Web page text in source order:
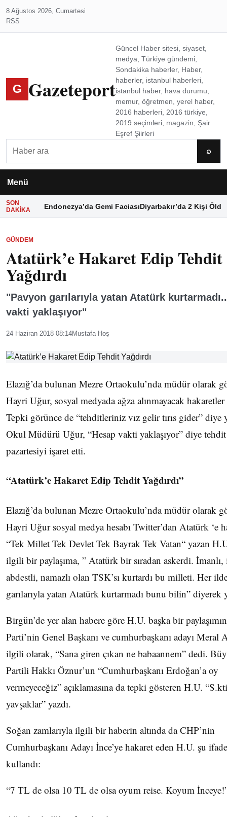
8 Ağustos 2026, Cumartesi
RSS
G Gazeteport
Güncel Haber sitesi, siyaset,
medya, Türkiye gündemi,
Sondakika haberler, Haber,
haberler, istanbul haberleri,
istanbul haber, hava durumu,
memur, öğretmen, yerel haber,
2016 haberleri, 2016 türkiye,
2019 seçimleri, magazin, Şair
Eşref Şiirleri
⌕
Menü
SON
DAKIKA
Endonezya’da Gemi FaciasıDiyarbakır’da 2 Kişi Öldü
GÜNDEM
Atatürk’e Hakaret Edip Tehdit
Yağdırdı
"Pavyon garılarıyla yatan Atatürk
vakti yaklaşıyor"
24 Haziran 2018 08:14Mustafa Hoş
Elazığ’da bulunan Mezre Ortaokulu’nda müdür olarak
Hayri Uğur, sosyal medyada ağza alınmayacak hakaretler
Tepki görünce de “tehditleriniz vız gelir tırıs gider”
Okul Müdürü Uğur, “Hesap vakti yaklaşıyor” diye
pazartesiyi işaret etti.
“Atatürk’e Hakaret Edip Tehdit Yağdırdı”
Elazığ’da bulunan Mezre Ortaokulu’nda müdür olarak
Hayri Uğur sosyal medya hesabı Twitter’dan Atatürk ‘e
“Tek Millet Tek Devlet Tek Bayrak Tek Vatan“ yazan
ilgili bir paylaşıma, ” Atatürk bir sıradan askerdi. İmanlı,
abdestli, namazlı olan TSK’sı kurtardı bu milleti. Her
garılarıyla yatan Atatürk kurtarmadı bunu bilin” diyerek
Birgün’de yer alan habere göre H.U. başka bir
Parti’nin Genel Başkanı ve cumhurbaşkanı adayı Meral
ilgili olarak, “Sana giren çıkan ne babaannem” dedi.
Partili Hakkı Öznur’un “Cumhurbaşkanı Erdoğan’a oy
vermeyeceğiz” açıklamasına da tepki gösteren H.U.
yavşaklar” yazdı.
Soğan zamlarıyla ilgili bir haberin altında da CHP’nin
Cumhurbaşkanı Adayı İnce’ye hakaret eden H.U. şu
kullandı:
“7 TL de olsa 10 TL de olsa oyum reise. Koyum